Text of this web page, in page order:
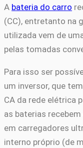
A bateria do carro
(CC), entretanto na
utilizada vem de
pelas tomadas
Para isso ser
um inversor, que
CA da rede elétrica
as baterias
em carregadores
interno próprio (de